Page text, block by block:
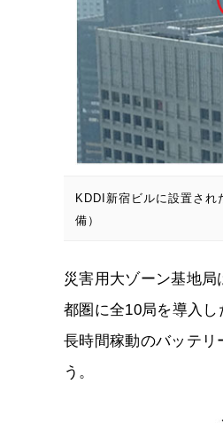
KDDI新宿ビルに設置され
備）
災害用大ゾーン基地
都圏に全10局を導入
長時間稼動のバッテ
う。